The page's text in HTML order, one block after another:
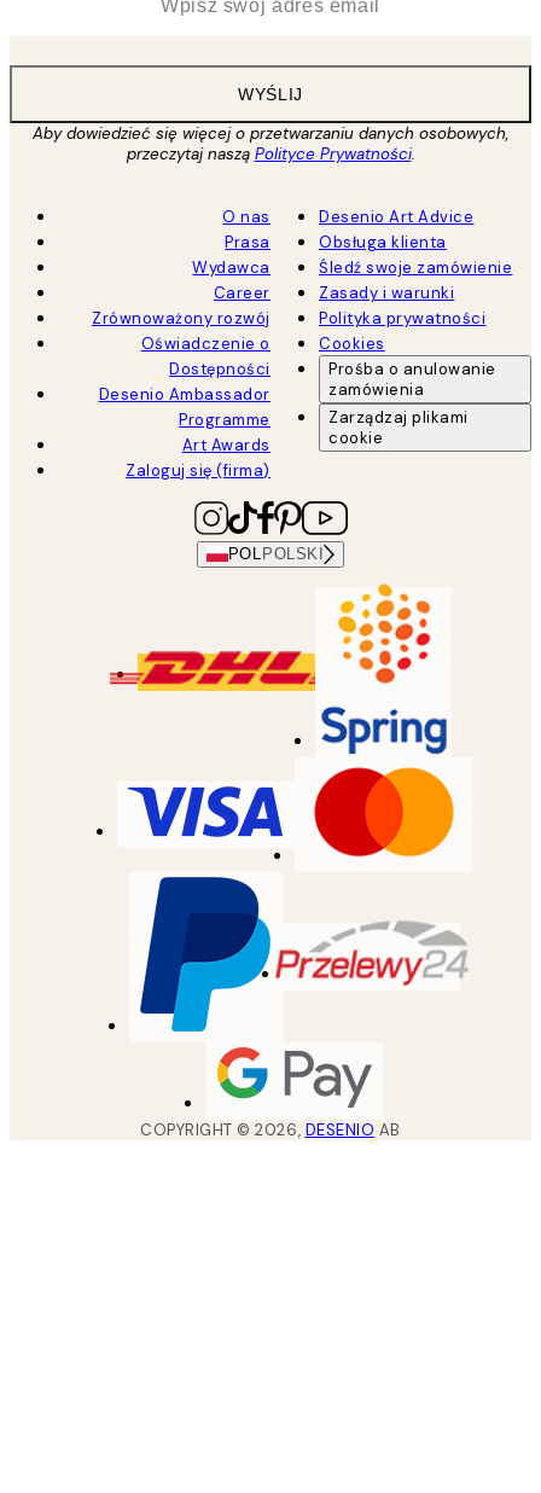
WYŚLIJ
Aby dowiedzieć się więcej o przetwarzaniu danych osobowych,
przeczytaj naszą Polityce Prywatności.
O nas
Prasa
Wydawca
Career
Zrównoważony rozwój
Oświadczenie o
Dostępności
Desenio Ambassador
Programme
Art Awards
Zaloguj się (firma)
Desenio Art Advice
Obsługa klienta
Śledź swoje zamówienie
Zasady i warunki
Polityka prywatności
Cookies
Prośba o anulowanie
zamówienia
Zarządzaj plikami
cookie
POL POLSKI
COPYRIGHT ©2026, DESENIO AB